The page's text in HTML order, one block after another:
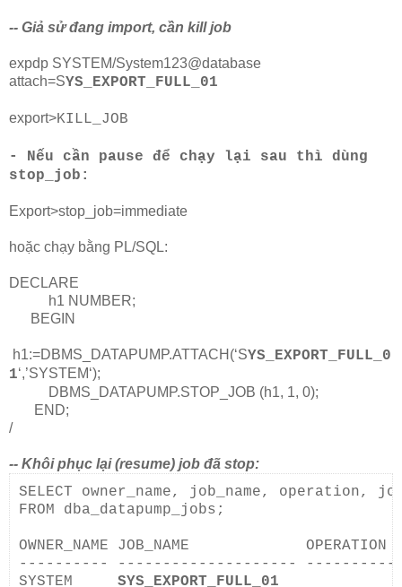
-- Giả sử đang import, cần kill job
expdp SYSTEM/System123@database
attach=SYS_EXPORT_FULL_01
export>KILL_JOB
- Nếu cần pause để chạy lại sau thì dùng
stop_job:
Export>stop_job=immediate
hoặc chạy bằng PL/SQL:
DECLARE
h1 NUMBER;
BEGIN
h1:=DBMS_DATAPUMP.ATTACH(‘SYS_EXPORT_FULL_0
1‘,’SYSTEM‘);
DBMS_DATAPUMP.STOP_JOB (h1, 1, 0);
END;
/
-- Khôi phục lại (resume) job đã stop:
SELECT owner_name, job_name, operation,
FROM dba_datapump_jobs;
OWNER_NAME JOB_NAME
---------- --------------------
SYSTEM SYS_EXPORT_FULL_01 EXPORT